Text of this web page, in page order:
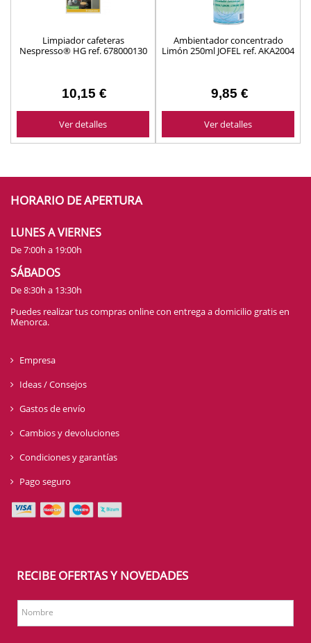
Limpiador cafeteras
Nespresso® HG ref. 678000130
10,15 €
Ver detalles
Ambientador concentrado
Limón 250ml JOFEL ref. AKA2004
9,85 €
Ver detalles
HORARIO DE APERTURA
LUNES A VIERNES
De 7:00h a 19:00h
SÁBADOS
De 8:30h a 13:30h
Puedes realizar tus compras online con entrega a domicilio gratis en
Menorca.
Empresa
Ideas / Consejos
Gastos de envío
Cambios y devoluciones
Condiciones y garantías
Pago seguro
RECIBE OFERTAS Y NOVEDADES
Nombre